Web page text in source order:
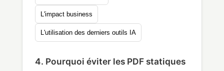
L'impact business
L'utilisation des derniers outils IA
4. Pourquoi éviter les PDF statiques